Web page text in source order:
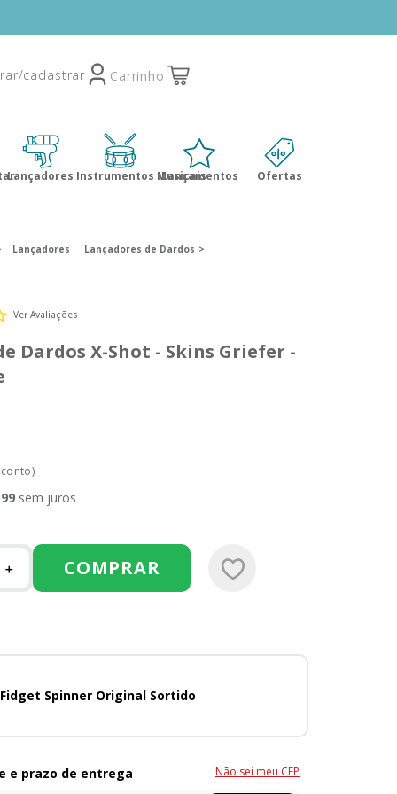
Lançadores Instrumentos Musicais
Lançamentos Ofertas
Lançadores Lançadores de Dardos
Ver Avaliações
Dardos X-Shot - Skins Griefer -
99 sem juros
＋ COMPRAR
Fidget Spinner Original Sortido
Não sei meu CEP